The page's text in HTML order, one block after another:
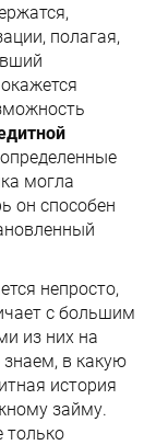
полагая,
могла
он способен
непросто,
с большим
из них на
знаем, в какую
история
займу.
только